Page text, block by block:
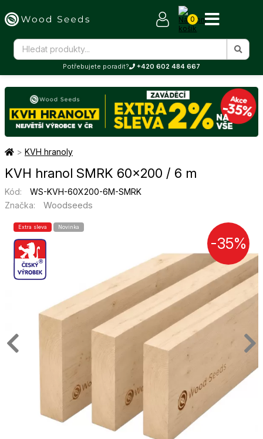
0
Potřebujete poradit? +420 602 484 667
> KVH hranoly
KVH hranol SMRK 60×200 / 6 m
Kód:
WS-KVH-60X200-6M-SMRK
Značka:
Woodseeds
Extra sleva Novinka
-35%